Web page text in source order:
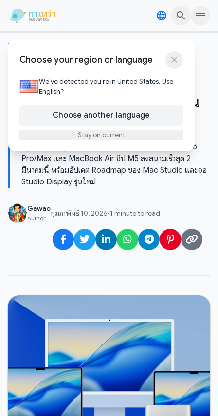
Choose your region or language
We've detected you're in United States. Use
English?
Choose another language
Stay on current
เทคโนโลยีอัพเดต
เตรียมเงินให้พร้อม! Mark
Gurman คอนเฟิร์ม MacBook
Pro และ Air ชิป M5 จ่อเปิดตัวต้น
เดือนมีนาคมนี้
สรุปข่าวลือล่าสุด Apple เตรียมส่ง MacBook Pro ชิป M5
Pro/Max และ MacBook Air ชิป M5 ลงสนามเร็วสุด 2
มีนาคมนี้ พร้อมอัปเดต Roadmap ของ Mac Studio และจอ
Studio Display รุ่นใหม่
Gawao
Author
กุมภาพันธ์ 10, 2026•1 minute to read